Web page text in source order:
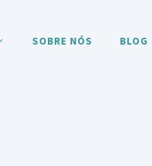
SOBRE NÓS BLOG